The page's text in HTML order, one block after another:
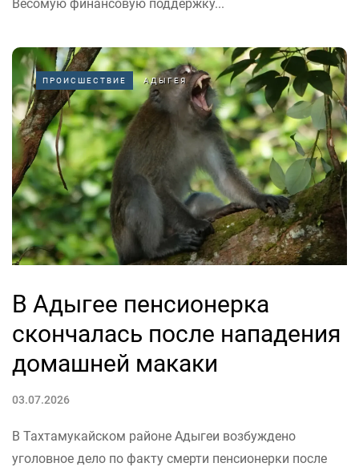
Весомую финансовую поддержку...
ПРОИСШЕСТВИЕ АДЫГЕЯ
В Адыгее пенсионерка
скончалась после нападения
домашней макаки
03.07.2026
В Тахтамукайском районе Адыгеи возбуждено
уголовное дело по факту смерти пенсионерки после